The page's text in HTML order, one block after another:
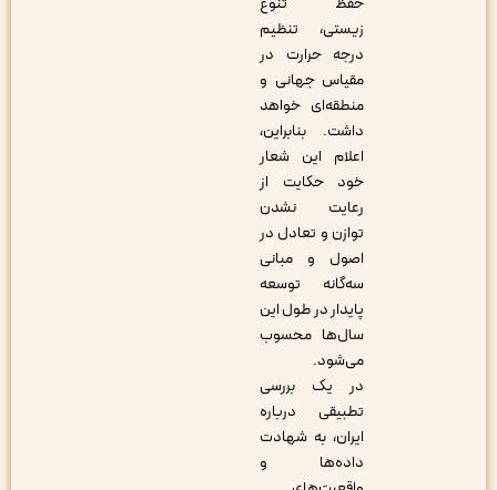
زیستی، تنظیم
درجه حرارت در
مقیاس جهانی و
منطقه‌ای خواهد
داشت. بنابراین،
اعلام این شعار
خود حکایت از
رعایت نشدن
توازن و تعادل در
اصول و مبانی
سه‌گانه توسعه
پایدار در طول این
سال‌ها محسوب
می‌شود.
در یک بررسی
تطبیقی درباره
ایران، به شهادت
داده‌ها و